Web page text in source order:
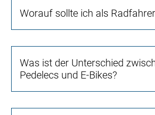
Worauf sollte ich als
Was ist der Unterschied
Pedelecs und E-Bikes?